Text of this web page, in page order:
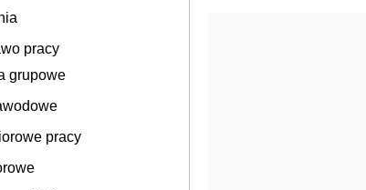
pracy
grupowe
pracy